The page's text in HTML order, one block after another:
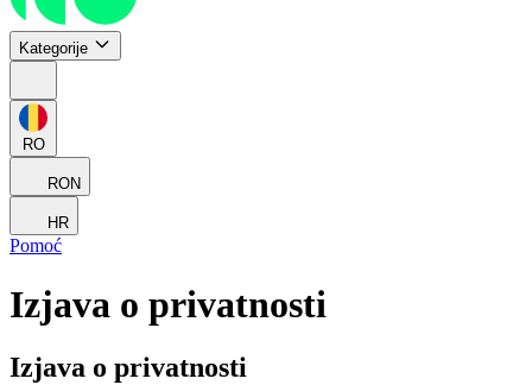
Kategorije
RO
RON
HR
Pomoć
Izjava o privatnosti
Izjava o privatnosti